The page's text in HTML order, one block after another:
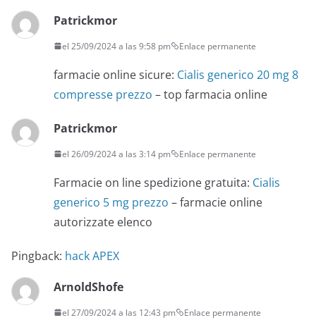
Patrickmor
el 25/09/2024 a las 9:58 pm Enlace permanente
farmacie online sicure: Cialis generico 20 mg 8
compresse prezzo – top farmacia online
Patrickmor
el 26/09/2024 a las 3:14 pm Enlace permanente
Farmacie on line spedizione gratuita: Cialis
generico 5 mg prezzo – farmacie online
autorizzate elenco
Pingback: hack APEX
ArnoldShofe
el 27/09/2024 a las 12:43 pm Enlace permanente